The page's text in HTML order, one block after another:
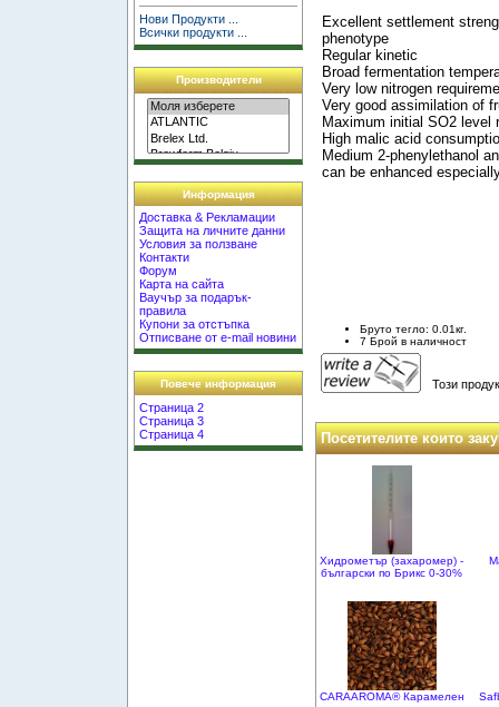
Нови Продукти ...
Всички продукти ...
Производители
Информация
Доставка & Рекламации
Защита на личните данни
Условия за ползване
Контакти
Форум
Карта на сайта
Ваучър за подарък-
правила
Купони за отстъпка
Отписване от e-mail новини
Повече информация
Страница 2
Страница 3
Страница 4
Excellent settlement
phenotype
Regular kinetic
Broad fermentation
Very low nitrogen
Very good assimilation of
Maximum initial SO2 level
High malic acid
Medium 2-phenylethanol
can be enhanced
Бруто тегло: 0.01кг.
7 Брой в наличност
Този
Посетителите които
Хидрометър (захаромер) -
български по Брикс 0-30%
CARAAROMA® Карамелен